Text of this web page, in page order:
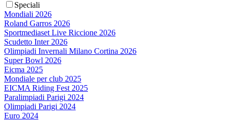
Speciali
Mondiali 2026
Roland Garros 2026
Sportmediaset Live Riccione 2026
Scudetto Inter 2026
Olimpiadi Invernali Milano Cortina 2026
Super Bowl 2026
Eicma 2025
Mondiale per club 2025
EICMA Riding Fest 2025
Paralimpiadi Parigi 2024
Olimpiadi Parigi 2024
Euro 2024